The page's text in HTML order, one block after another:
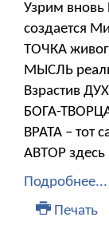
Узрим
создается
ТОЧКА
МЫСЛЬ
Взрастив
БОГА-
ВРАТА – тот
АВТОР
Подробнее...
Печать